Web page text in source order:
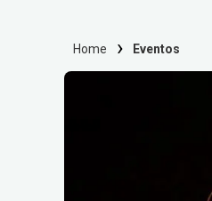
Home Eventos